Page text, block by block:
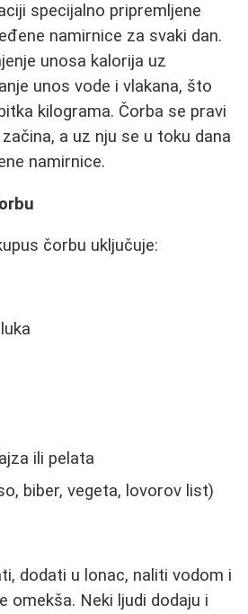
specijalno pripremljene
namirnice za svaki dan.
unosa kalorija uz
unos vode i vlakana, što
kilograma. Čorba se pravi
a uz nju se u toku dana
namirnice.
čorbu uključuje:
ili pelata
biber, vegeta, lovorov list)
dodati u lonac, naliti vodom i
omekša. Neki ljudi dodaju i